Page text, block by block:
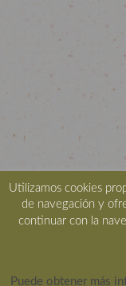
Utilizamos cookies
de navegación y
continuar con la
Puede obtener más